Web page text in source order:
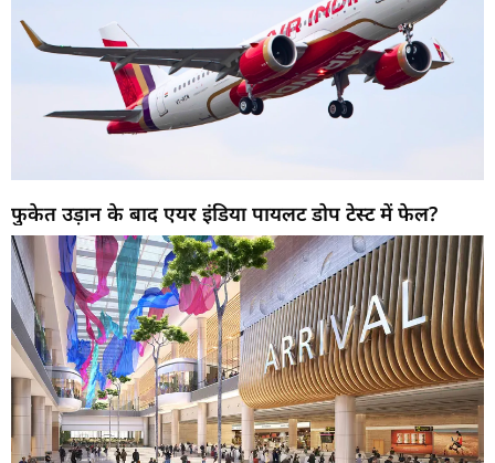
फुकेत उड़ान के बाद एयर इंडिया पायलट डोप टेस्ट में फेल?